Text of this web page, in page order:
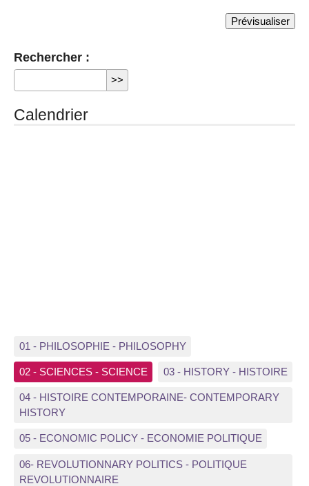
Rechercher :
Calendrier
01 - PHILOSOPHIE - PHILOSOPHY
02 - SCIENCES - SCIENCE 03 - HISTORY - HISTOIRE
04 - HISTOIRE CONTEMPORAINE- CONTEMPORARY
HISTORY
05 - ECONOMIC POLICY - ECONOMIE POLITIQUE
06- REVOLUTIONNARY POLITICS - POLITIQUE
REVOLUTIONNAIRE